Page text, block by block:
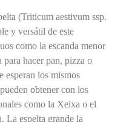
(Triticum aestivum ssp.
y versátil de este
como la escanda menor
hacer pan, pizza o
esperan los mismos
obtener con los
como la Xeixa o el
La espelta grande la